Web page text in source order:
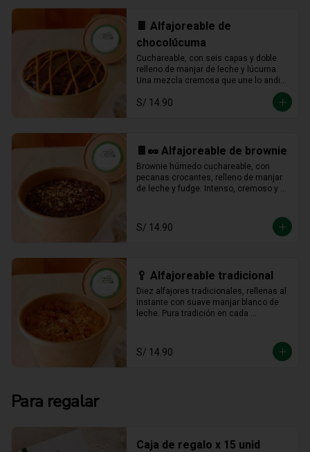
🍫 Alfajoreable de
chocolúcuma
Cuchareable, con seis capas y doble
relleno de manjar de leche y lúcuma.
Una mezcla cremosa que une lo andino
S/ 14.90
🍫🥜 Alfajoreable de brownie
Brownie húmedo cuchareable, con
pecanas crocantes, relleno de manjar
de leche y fudge. Intenso, cremoso y
S/ 14.90
🥄 Alfajoreable tradicional
Diez alfajores tradicionales, rellenas al
instante con suave manjar blanco de
leche. Pura tradición en cada
S/ 14.90
Para regalar
Caja de regalo x 15 unid